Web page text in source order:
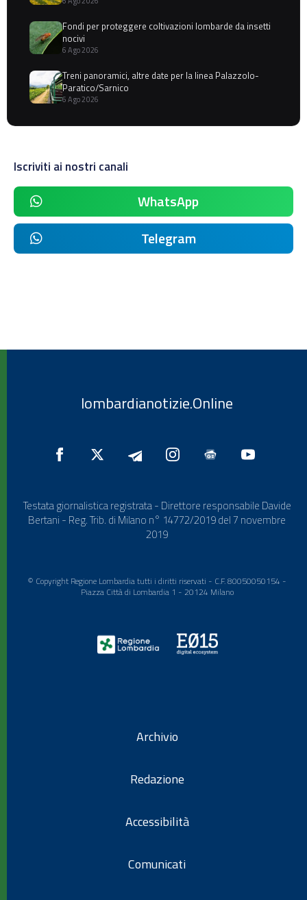
Fondi per proteggere coltivazioni lombarde da insetti
nocivi
6 Ago 2026
Treni panoramici, altre date per la linea Palazzolo-
Paratico/Sarnico
6 Ago 2026
Iscriviti ai nostri canali
WhatsApp
Telegram
lombardianotizie.Online
Testata giornalistica registrata - Direttore responsabile Davide
Bertani - Reg. Trib. di Milano n° 14772/2019 del 7 novembre
2019
© Copyright Regione Lombardia tutti i diritti riservati - C.F. 80050050154 -
Piazza Città di Lombardia 1 - 20124 Milano
Archivio
Redazione
Accessibilità
Comunicati